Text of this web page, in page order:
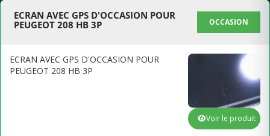
ECRAN AVEC GPS D'OCCASION POUR
PEUGEOT 208 HB 3P
OCCASION
ECRAN AVEC GPS D'OCCASION POUR
PEUGEOT 208 HB 3P
Voir le produit